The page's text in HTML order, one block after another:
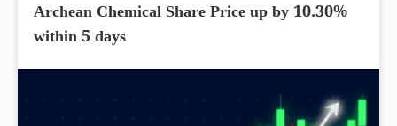
Archean Chemical Share Price up by 10.30%
within 5 days